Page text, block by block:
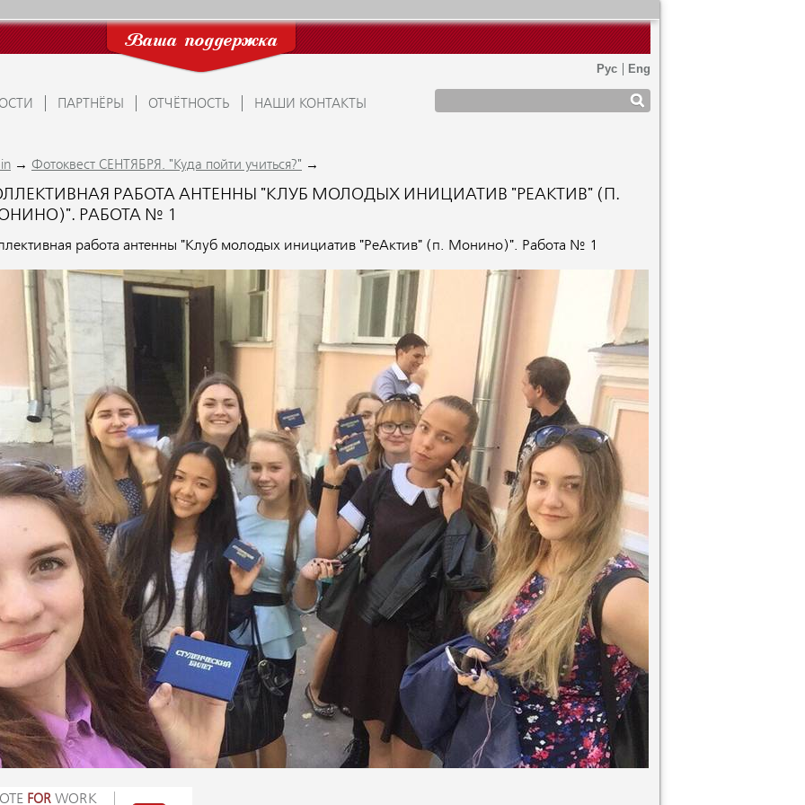
Ваша поддержка
ПАРТНЁРЫ ОТЧЁТНОСТЬ НАШИ КОНТАКТЫ
→ Фотоквест СЕНТЯБРЯ. "Куда пойти учиться?" →
РАБОТА АНТЕННЫ "КЛУБ МОЛОДЫХ ИНИЦИАТИВ "РЕАКТИВ" (П.
РАБОТА № 1
работа антенны "Клуб молодых инициатив "РеАктив" (п. Монино)". Работа № 1
FOR WORK